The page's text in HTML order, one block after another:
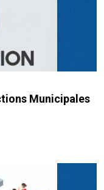
Municipales